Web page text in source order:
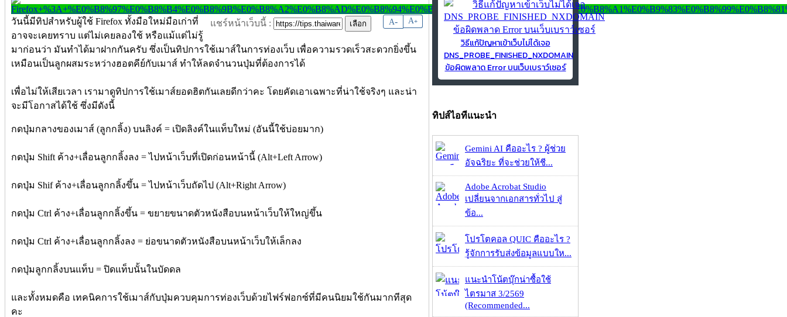
A- A+
แชร์หน้าเว็บนี้ :
วันนี้มีทิปสำหรับผู้ใช้ Firefox ทั้งมือใหม่มือเก่าที่
อาจจะเคยทราบ แต่ไม่เคยลองใช้ หรือแม้แต่ไม่รู้
มาก่อนว่า มันทำได้มาฝากกันครับ ซึ่งเป็นทิปการใช้เมาส์ในการท่องเว็บ เพื่อความรวดเร็วสะดวกยิ่งขึ้น
เหมือนเป็นลูกผสมระหว่างฮอตคีย์กับเมาส์ ทำให้ลดจำนวนปุ่มที่ต้องการได้
เพื่อไม่ให้เสียเวลา เรามาดูทิปการใช้เมาส์ยอดฮิตกันเลยดีกว่าคะ โดยคัดเอาเฉพาะที่น่าใช้จริงๆ และน่า
จะมีโอกาสได้ใช้ ซึ่งมีดังนี้
กดปุ่มกลางของเมาส์ (ลูกกลิ้ง) บนลิงค์ = เปิดลิงค์ในแท็บใหม่ (อันนี้ใช้บ่อยมาก)
กดปุ่ม Shift ค้าง+เลื่อนลูกกลิ้งลง = ไปหน้าเว็บที่เปิดก่อนหน้านี้ (Alt+Left Arrow)
กดปุ่ม Shif ค้าง+เลื่อนลูกกลิ้งขึ้น = ไปหน้าเว็บถัดไป (Alt+Right Arrow)
กดปุ่ม Ctrl ค้าง+เลื่อนลูกกลิ้งขึ้น = ขยายขนาดตัวหนังสือบนหน้าเว็บให้ใหญ่ขึ้น
กดปุ่ม Ctrl ค้าง+เลื่อนลูกกลิ้งลง = ย่อขนาดตัวหนังสือบนหน้าเว็บให้เล็กลง
กดปุ่มลูกกลิ้งบนแท็บ = ปิดแท็บนั้นในบัดดล
และทั้งหมดคือ เทคนิคการใช้เมาส์กับปุ่มควบคุมการท่องเว็บด้วยไฟร์ฟอกซ์ที่มีคนนิยมใช้กันมากทีสุด
คะ
วิธีแก้ปัญหาเข้าเว็บไม่ได้เจอ
DNS_PROBE_FINISHED_NXDOMAIN
ข้อผิดพลาด Error บนเว็บเบราว์เซอร์
ทิปส์ไอทีแนะนำ
Gemini AI คืออะไร ? ผู้ช่วย
อัจฉริยะ ที่จะช่วยให้ชี...
Adobe Acrobat Studio
เปลี่ยนจากเอกสารทั่วไป สู่
ข้อ...
โปรโตคอล QUIC คืออะไร ?
รู้จักการรับส่งข้อมูลแบบให...
แนะนำโน้ตบุ๊กน่าซื้อใช้
ไตรมาส 3/2569
(Recommended...